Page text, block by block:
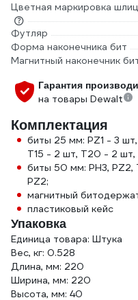
Цветная маркировка
Футляр
Форма наконечника бит
Магнитный наконечник
Гарантия
на товары Dewalt
Комплектация
биты 25 мм: PZ1 - 3
T15 - 2 шт, T20 - 2
биты 50 мм: PH3, PZ2,
PZ2;
магнитный
пластиковый кейс
Упаковка
Единица товара: Штука
Вес, кг: 0.528
Длина, мм: 220
Ширина, мм: 220
Высота, мм: 40